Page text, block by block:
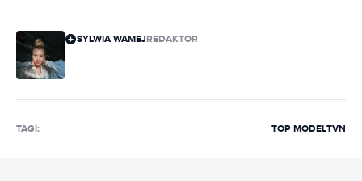
SYLWIA WAMEJREDAKTOR
TAGI: TOP MODELTVN